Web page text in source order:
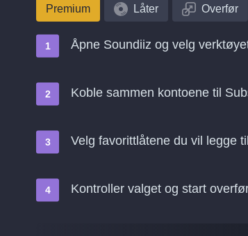
Premium Låter Overfør
Åpne Soundiiz og velg
Koble sammen kontoene til
Velg favorittlåtene du vil legge
Kontroller valget og start